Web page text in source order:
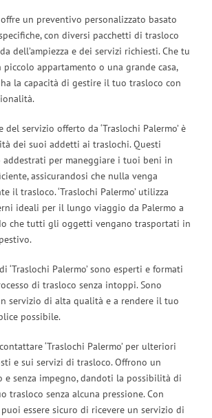
offre un preventivo personalizzato basato
con diversi pacchetti di trasloco
dell’ampiezza e dei servizi richiesti. Che tu
appartamento o una grande casa,
ha la capacità di gestire il tuo trasloco con
del servizio offerto da ‘Traslochi Palermo’ è
dei suoi addetti ai traslochi. Questi
addestrati per maneggiare i tuoi beni in
assicurandosi che nulla venga
il trasloco. ‘Traslochi Palermo’ utilizza
ideali per il lungo viaggio da Palermo a
che tutti gli oggetti vengano trasportati in
Palermo’ sono esperti e formati
di trasloco senza intoppi. Sono
servizio di alta qualità e a rendere il tuo
possibile.
‘Traslochi Palermo’ per ulteriori
e sui servizi di trasloco. Offrono un
senza impegno, dandoti la possibilità di
trasloco senza alcuna pressione. Con
puoi essere sicuro di ricevere un servizio di